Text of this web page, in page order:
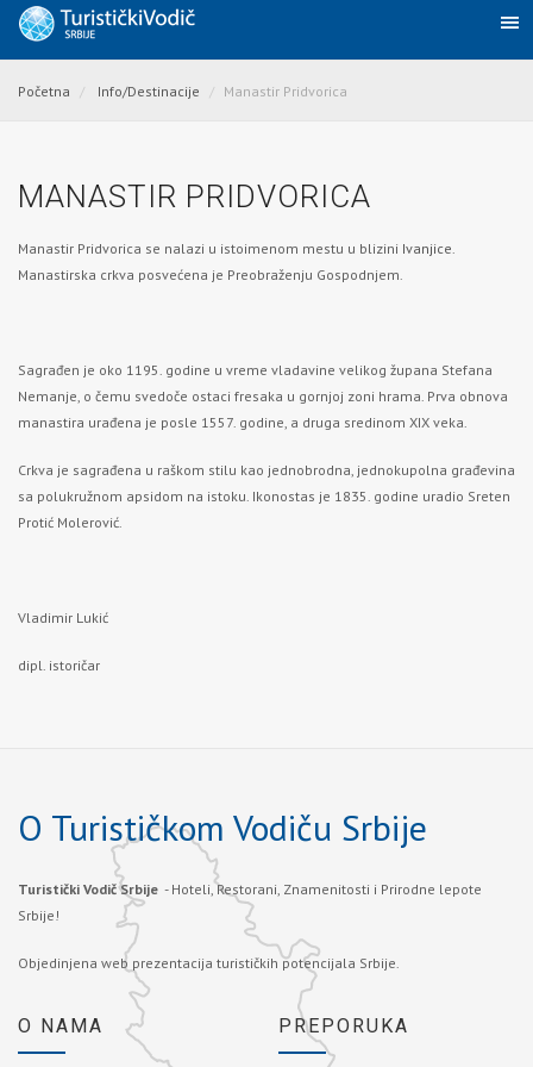
Početna Info/Destinacije Manastir Pridvorica
MANASTIR PRIDVORICA
Manastir Pridvorica se nalazi u istoimenom mestu u blizini Ivanjice.
Manastirska crkva posvećena je Preobraženju Gospodnjem.
Sagrađen je oko 1195. godine u vreme vladavine velikog župana Stefana
Nemanje, o čemu svedoče ostaci fresaka u gornjoj zoni hrama. Prva obnova
manastira urađena je posle 1557. godine, a druga sredinom XIX veka.
Crkva je sagrađena u raškom stilu kao jednobrodna, jednokupolna građevina
sa polukružnom apsidom na istoku. Ikonostas je 1835. godine uradio Sreten
Protić Molerović.
Vladimir Lukić
dipl. istoričar
O Turističkom Vodiču Srbije
Turistički Vodič Srbije - Hoteli, Restorani, Znamenitosti i Prirodne lepote
Srbije!
Objedinjena web prezentacija turističkih potencijala Srbije.
O NAMA PREPORUKA